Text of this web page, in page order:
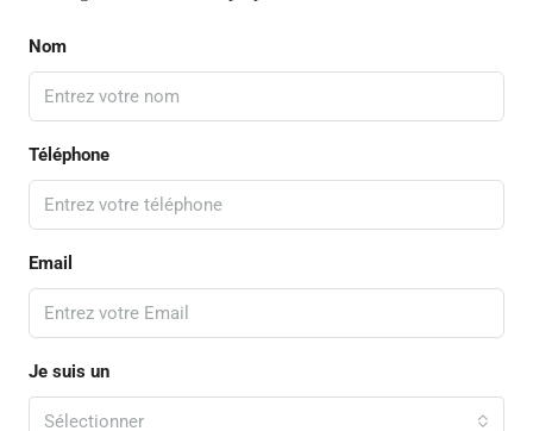
Nom
Téléphone
Email
Je suis un
Sélectionner